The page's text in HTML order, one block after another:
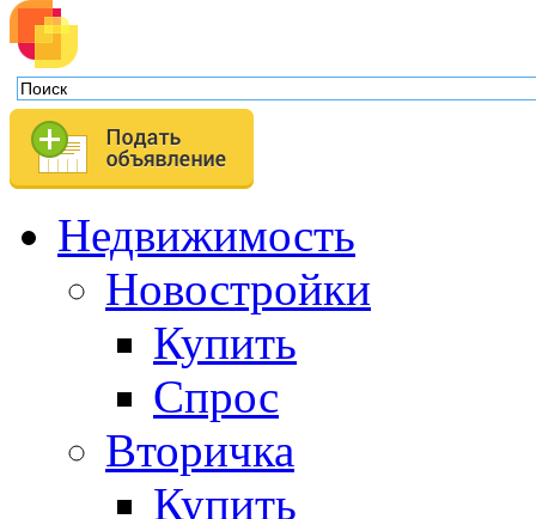
Недвижимость
Новостройки
Купить
Спрос
Вторичка
Купить